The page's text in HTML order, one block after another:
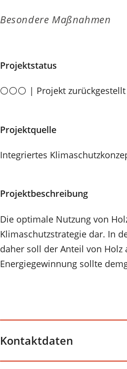
Besondere Maßnahmen
Projektstatus
⚪⚪⚪ | Projekt zurückgestellt
Projektquelle
Integriertes
Projektbeschreibung
Die optimale Nutzung von
Klimaschutzstrategie dar. In
daher soll der Anteil von
Energiegewinnung sollte
Kontaktdaten